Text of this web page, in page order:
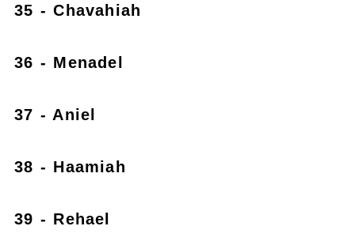
35 - Chavahiah
36 - Menadel
37 - Aniel
38 - Haamiah
39 - Rehael